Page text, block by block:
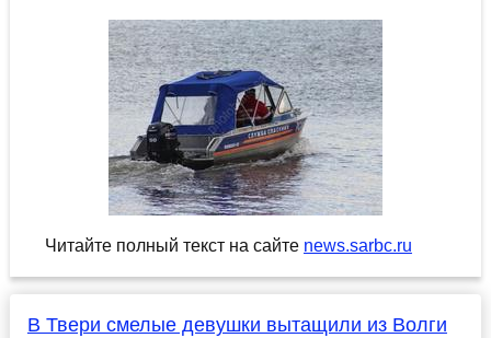
Читайте полный текст на сайте news.sarbc.ru
В Твери смелые девушки вытащили из Волги